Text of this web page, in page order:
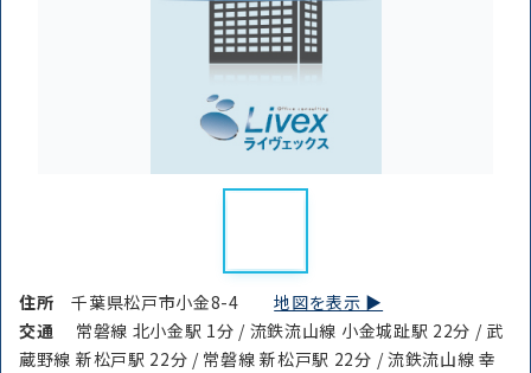
住所
から探す
路線・駅
から探す
住所千葉県松戸市小金8-4地図を表示 ▶︎
交通
常磐線 北小金駅 1分 / 流鉄流山線 小金城趾駅 22分 / 武
蔵野線 新松戸駅 22分 / 常磐線 新松戸駅 22分 / 流鉄流山線 幸